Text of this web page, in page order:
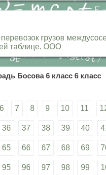
грузов
таблице. ООО
Босова 6 класс 6 класс
6 7 8 9 10 11
36 37 38 39 40
65 66 67 68 69
95 96 97 98 99